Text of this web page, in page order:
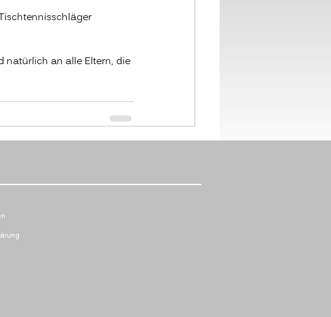
natürlich an alle Eltern, die